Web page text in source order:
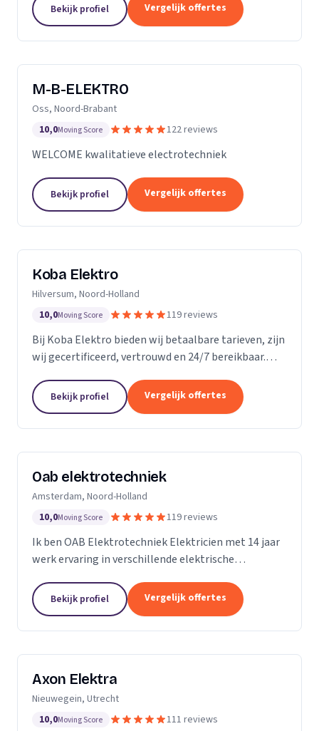
Bekijk profiel Vergelijk offertes
M-B-ELEKTRO
Oss, Noord-Brabant
10,0Moving Score 122 reviews
WELCOME kwalitatieve electrotechniek
Bekijk profiel Vergelijk offertes
Koba Elektro
Hilversum, Noord-Holland
10,0Moving Score 119 reviews
Bij Koba Elektro bieden wij betaalbare tarieven, zijn
wij gecertificeerd, vertrouwd en 24/7 bereikbaar.
problemen snel worden opgelost.
Bekijk profiel Vergelijk offertes
Oab elektrotechniek
Amsterdam, Noord-Holland
10,0Moving Score 119 reviews
Ik ben OAB Elektrotechniek Elektricien met 14 jaar
werk ervaring in verschillende elektrische
groepenkasten noem het maar op bijna alles
Bekijk profiel Vergelijk offertes
Axon Elektra
Nieuwegein, Utrecht
10,0Moving Score 111 reviews